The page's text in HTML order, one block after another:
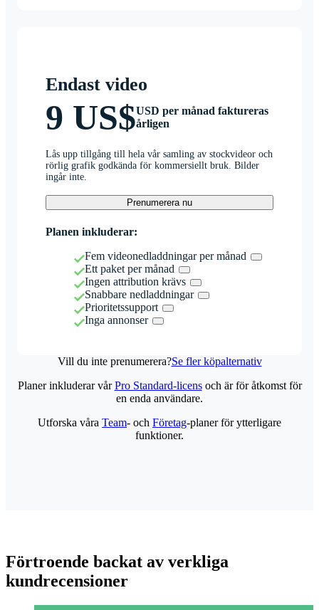
Endast video
9 US$USD per månad faktureras
årligen
Lås upp tillgång till hela vår samling av stockvideor och
rörlig grafik godkända för kommersiellt bruk. Bilder
ingår inte.
Prenumerera nu
Planen inkluderar:
Fem videonedladdningar per månad
Ett paket per månad
Ingen attribution krävs
Snabbare nedladdningar
Prioritetssupport
Inga annonser
Vill du inte prenumerera?Se fler köpalternativ
Planer inkluderar vårPro Standard-licensoch är för åtkomst för
en enda användare.
Utforska våra Team- och Företag-planer för ytterligare
funktioner.
Förtroende backat av verkliga
kundrecensioner